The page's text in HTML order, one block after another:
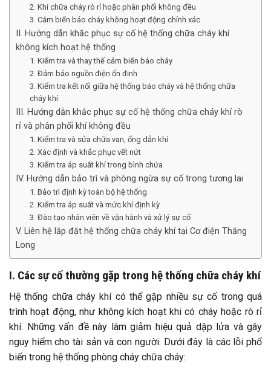
2. Khí chữa cháy rò rỉ hoặc phân phối không đều
3. Cảm biến báo cháy không hoạt động chính xác
II. Hướng dẫn khắc phục sự cố hệ thống chữa cháy khí
không kích hoạt hệ thống
1. Kiểm tra và thay thế cảm biến báo cháy
2. Đảm bảo nguồn điện ổn định
3. Kiểm tra kết nối giữa hệ thống báo cháy và hệ thống chữa
cháy khí
III. Hướng dẫn khắc phục sự cố hệ thống chữa cháy khí rò
rỉ và phân phối khí không đều
1. Kiểm tra và sửa chữa van, ống dẫn khí
2. Xác định và khắc phục vết nứt
3. Kiểm tra áp suất khí trong bình chứa
IV. Hướng dẫn bảo trì và phòng ngừa sự cố trong tương lai
1. Bảo trì định kỳ toàn bộ hệ thống
2. Kiểm tra áp suất và mức khí định kỳ
3. Đào tạo nhân viên về vận hành và xử lý sự cố
V. Liên hệ lắp đặt hệ thống chữa cháy khí tại Cơ điện Thăng
Long
I. Các sự cố thường gặp trong hệ thống chữa cháy khí
Hệ thống chữa cháy khí có thể gặp nhiều sự cố trong quá
trình hoạt động, như không kích hoạt khi có cháy hoặc rò rỉ
khí. Những vấn đề này làm giảm hiệu quả dập lửa và gây
nguy hiểm cho tài sản và con người. Dưới đây là các lỗi phổ
biến trong hệ thống phòng cháy chữa cháy: